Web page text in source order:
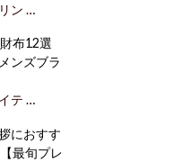
ン …
布12選
ンズブラ
テ …
におすす
最旬プレ